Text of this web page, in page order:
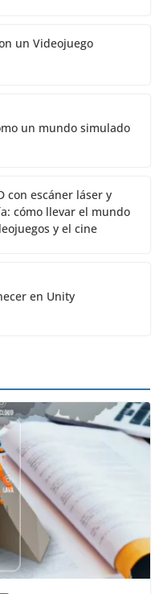
un Videojuego
un mundo simulado
con escáner láser y
cómo llevar el mundo
y el cine
en Unity